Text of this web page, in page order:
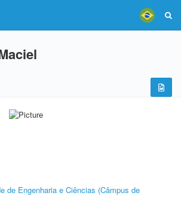
de Engenharia e Ciências (Câmpus de